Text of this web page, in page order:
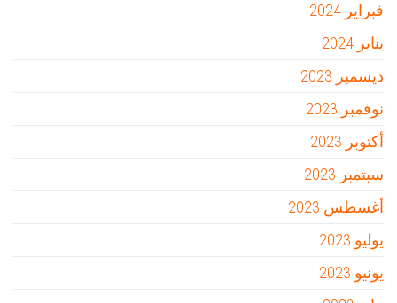
فبراير 2024
يناير 2024
ديسمبر 2023
نوفمبر 2023
أكتوبر 2023
سبتمبر 2023
أغسطس 2023
يوليو 2023
يونيو 2023